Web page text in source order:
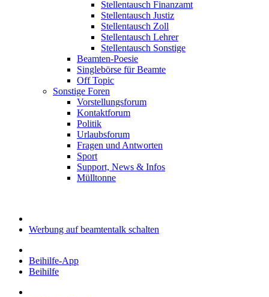
Stellentausch Finanzamt
Stellentausch Justiz
Stellentausch Zoll
Stellentausch Lehrer
Stellentausch Sonstige
Beamten-Poesie
Singlebörse für Beamte
Off Topic
Sonstige Foren
Vorstellungsforum
Kontaktforum
Politik
Urlaubsforum
Fragen und Antworten
Sport
Support, News & Infos
Mülltonne
Werbung auf beamtentalk schalten
Beihilfe-App
Beihilfe